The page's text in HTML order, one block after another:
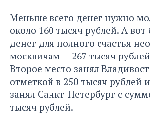
Меньше всего денег нужно
около 160 тысяч рублей. А вот
денег для полного счастья
москвичам — 267 тысяч
Второе место занял
отметкой в 250 тысяч рублей
занял Санкт-Петербург с
тысяч рублей.